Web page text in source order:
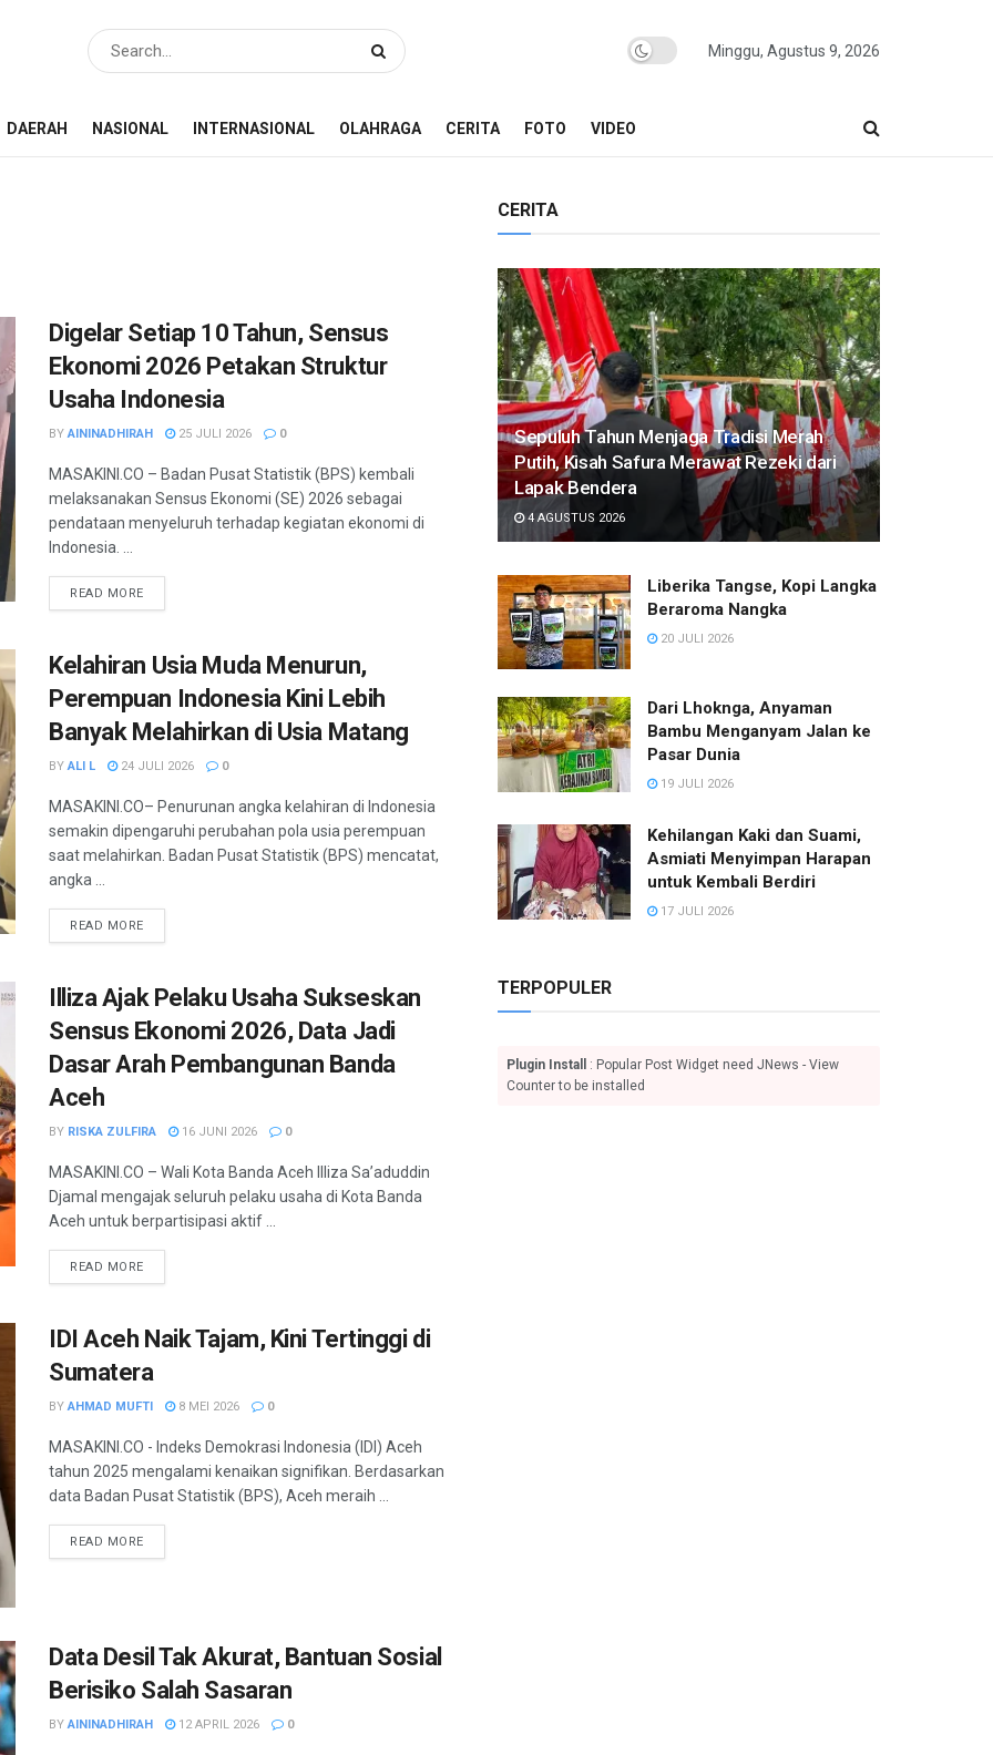
Minggu, Agustus 9, 2026
DAERAH NASIONAL INTERNASIONAL OLAHRAGA CERITA FOTO VIDEO
Digelar Setiap 10 Tahun, Sensus
Ekonomi 2026 Petakan Struktur
Usaha Indonesia
BY AININADHIRAH 25 JULI 2026 0
MASAKINI.CO – Badan Pusat Statistik (BPS) kembali
melaksanakan Sensus Ekonomi (SE) 2026 sebagai
pendataan menyeluruh terhadap kegiatan ekonomi di
Indonesia. ...
READ MORE
Kelahiran Usia Muda Menurun,
Perempuan Indonesia Kini Lebih
Banyak Melahirkan di Usia Matang
BY ALI L 24 JULI 2026 0
MASAKINI.CO– Penurunan angka kelahiran di Indonesia
semakin dipengaruhi perubahan pola usia perempuan
saat melahirkan. Badan Pusat Statistik (BPS) mencatat,
angka ...
READ MORE
Illiza Ajak Pelaku Usaha Sukseskan
Sensus Ekonomi 2026, Data Jadi
Dasar Arah Pembangunan Banda
Aceh
BY RISKA ZULFIRA 16 JUNI 2026 0
MASAKINI.CO – Wali Kota Banda Aceh Illiza Sa’aduddin
Djamal mengajak seluruh pelaku usaha di Kota Banda
Aceh untuk berpartisipasi aktif ...
READ MORE
IDI Aceh Naik Tajam, Kini Tertinggi di
Sumatera
BY AHMAD MUFTI 8 MEI 2026 0
MASAKINI.CO - Indeks Demokrasi Indonesia (IDI) Aceh
tahun 2025 mengalami kenaikan signifikan. Berdasarkan
data Badan Pusat Statistik (BPS), Aceh meraih ...
READ MORE
Data Desil Tak Akurat, Bantuan Sosial
Berisiko Salah Sasaran
BY AININADHIRAH 12 APRIL 2026 0
CERITA
Sepuluh Tahun Menjaga Tradisi Merah
Putih, Kisah Safura Merawat Rezeki dari
Lapak Bendera
4 AGUSTUS 2026
Liberika Tangse, Kopi Langka
Beraroma Nangka
20 JULI 2026
Dari Lhoknga, Anyaman
Bambu Menganyam Jalan ke
Pasar Dunia
19 JULI 2026
Kehilangan Kaki dan Suami,
Asmiati Menyimpan Harapan
untuk Kembali Berdiri
17 JULI 2026
TERPOPULER
Plugin Install
: Popular Post Widget need JNews - View
Counter to be installed